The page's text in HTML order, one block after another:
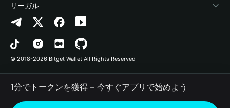
お問い合わせ
ブランドリソース
キャリア
Altcoin Season Index
Prediction Markets
DApp
RWA
プロジェクトを掲載
認証検出
コントラクト検出
一括送金
Arbitrum
Avalanche
Bitcoin
Polygon
リーガル
プライバシーポリシー
利用規約
© 2018-2026 Bitget Wallet All Rights Reserved
1分でトークンを獲得 – 今すぐアプリで始めよう